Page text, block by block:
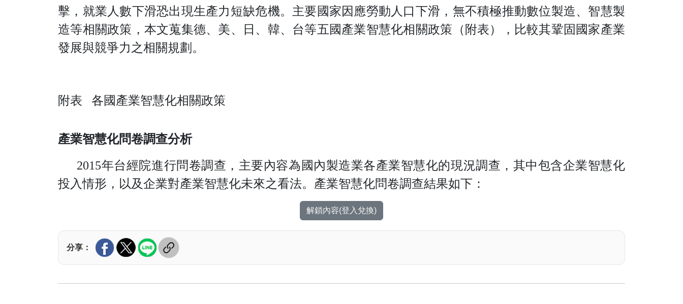
擊，就業人數下滑恐出現生產力短缺危機。主要國家因應勞動人口下滑，無不積極推動數位製造、智慧製
造等相關政策，本文蒐集德、美、日、韓、台等五國產業智慧化相關政策（附表），比較其鞏固國家產業
發展與競爭力之相關規劃。
附表 各國產業智慧化相關政策
產業智慧化問卷調查分析
2015年台經院進行問卷調查，主要內容為國內製造業各產業智慧化的現況調查，其中包含企業智慧化
投入情形，以及企業對產業智慧化未來之看法。產業智慧化問卷調查結果如下：
解鎖內容(登入兌換)
分享：